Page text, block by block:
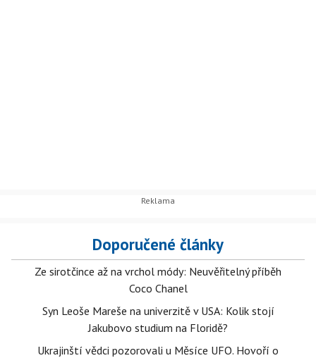
Doporučené články
Ze sirotčince až na vrchol módy: Neuvěřitelný příběh
Coco Chanel
Syn Leoše Mareše na univerzitě v USA: Kolik stojí
Jakubovo studium na Floridě?
Ukrajinští vědci pozorovali u Měsíce UFO. Hovoří o